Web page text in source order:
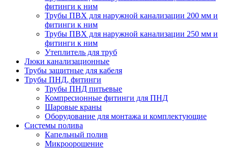
фитинги к ним
Трубы ПВХ для наружной канализации 200 мм и
фитинги к ним
Трубы ПВХ для наружной канализации 250 мм и
фитинги к ним
Утеплитель для труб
Люки канализационные
Трубы защитные для кабеля
Трубы ПНД, фитинги
Трубы ПНД питьевые
Компресионные фитинги для ПНД
Шаровые краны
Оборудование для монтажа и комплектующие
Системы полива
Капельный полив
Микроорошение